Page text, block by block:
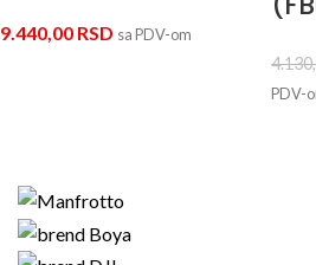
9.440,00 RSD sa PDV-om
PDV-